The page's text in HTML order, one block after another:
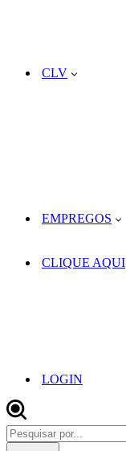
CLV
EMPREGOS
CLIQUE AQUI
LOGIN
Pesquisar
por...